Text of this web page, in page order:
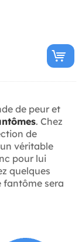
de peur et
. Chez
de
véritable
pour lui
quelques
fantôme sera